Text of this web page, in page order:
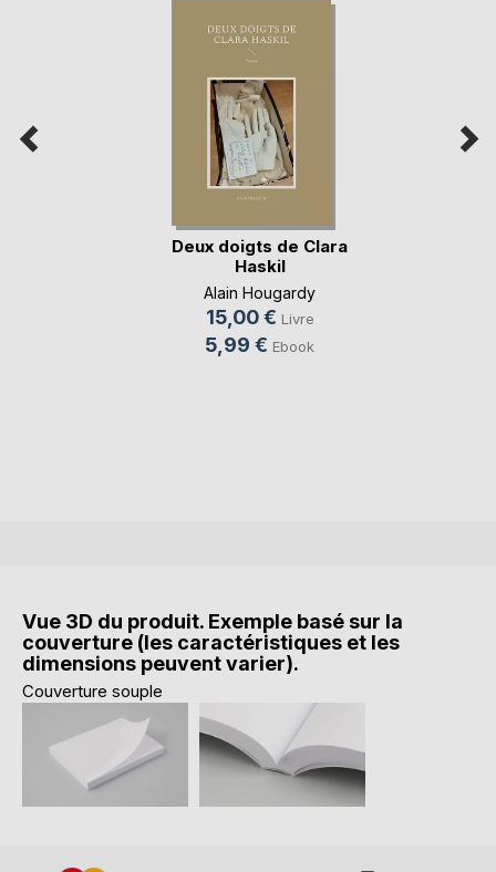
Deux doigts de Clara
Haskil
Alain Hougardy
15,00 € Livre
5,99 € Ebook
Vue 3D du produit. Exemple basé sur la
couverture (les caractéristiques et les
dimensions peuvent varier).
Couverture souple